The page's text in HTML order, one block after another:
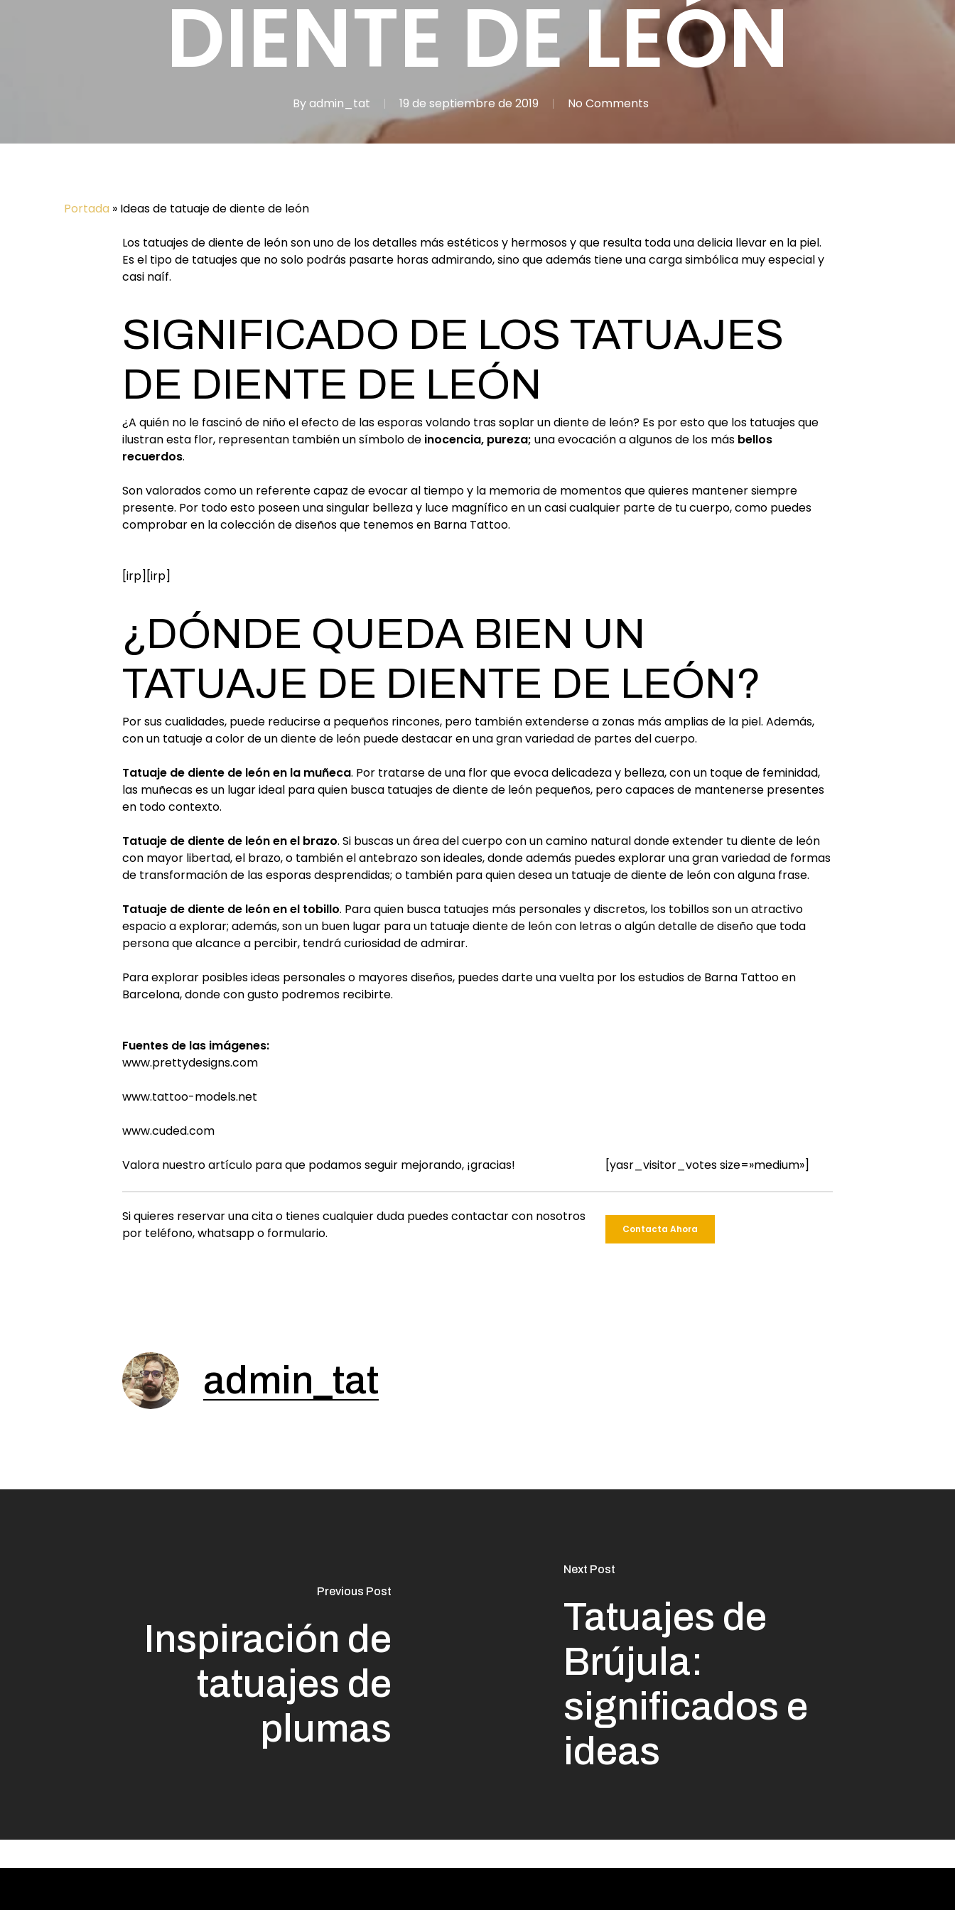
DIENTE DE LEÓN
Byadmin_tat 19 de septiembre de 2019 No Comments
Portada » Ideas de tatuaje de diente de león
Los tatuajes de diente de león son uno de los detalles más estéticos y hermosos y que resulta toda una delicia llevar en la piel.
Es el tipo de tatuajes que no solo podrás pasarte horas admirando, sino que además tiene una carga simbólica muy especial y
casi naíf.
SIGNIFICADO DE LOS TATUAJES
DE DIENTE DE LEÓN
¿A quién no le fascinó de niño el efecto de las esporas volando tras soplar un diente de león? Es por esto que los tatuajes que
ilustran esta flor, representan también un símbolo de inocencia, pureza;una evocación a algunos de los más bellos
recuerdos.
Son valorados como un referente capaz de evocar al tiempo y la memoria de momentos que quieres mantener siempre
presente. Por todo esto poseen una singular belleza y luce magnífico en un casi cualquier parte de tu cuerpo, como puedes
comprobar en la colección de diseños que tenemos en Barna Tattoo.
[irp][irp]
¿DÓNDE QUEDA BIEN UN
TATUAJE DE DIENTE DE LEÓN?
Por sus cualidades, puede reducirse a pequeños rincones, pero también extenderse a zonas más amplias de la piel. Además,
con un tatuaje a color de un diente de león puede destacar en una gran variedad de partes del cuerpo.
Tatuaje de diente de león en la muñeca. Por tratarse de una flor que evoca delicadeza y belleza, con un toque de feminidad,
las muñecas es un lugar ideal para quien busca tatuajes de diente de león pequeños, pero capaces de mantenerse presentes
en todo contexto.
Tatuaje de diente de león en el brazo. Si buscas un área del cuerpo con un camino natural donde extender tu diente de león
con mayor libertad, el brazo, o también el antebrazo son ideales, donde además puedes explorar una gran variedad de formas
de transformación de las esporas desprendidas; o también para quien desea un tatuaje de diente de león con alguna frase.
Tatuaje de diente de león en el tobillo. Para quien busca tatuajes más personales y discretos, los tobillos son un atractivo
espacio a explorar; además, son un buen lugar para un tatuaje diente de león con letras o algún detalle de diseño que toda
persona que alcance a percibir, tendrá curiosidad de admirar.
Para explorar posibles ideas personales o mayores diseños, puedes darte una vuelta por los estudios de Barna Tattoo en
Barcelona, donde con gusto podremos recibirte.
Fuentes de las imágenes:
www.prettydesigns.com
www.tattoo-models.net
www.cuded.com
Valora nuestro artículo para que podamos seguir mejorando, ¡gracias! [yasr_visitor_votes size=»medium»]
Si quieres reservar una cita o tienes cualquier duda puedes contactar con nosotros
por teléfono, whatsapp o formulario.
Contacta Ahora
admin_tat
Previous Post
Inspiración de
tatuajes de
plumas
Next Post
Tatuajes de
Brújula:
significados e
ideas